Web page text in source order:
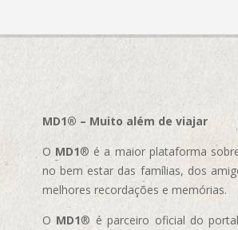
MD1® – Muito além de viajar
O MD1® é a maior plataforma
no bem estar das famílias, dos
melhores recordações e memórias.
O MD1® é parceiro oficial do portal